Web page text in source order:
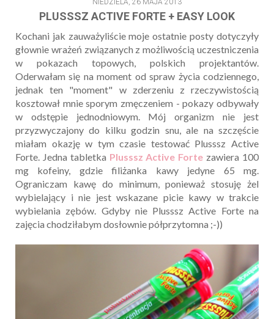
NIEDZIELA, 26 MAJA 2013
PLUSSSZ ACTIVE FORTE + EASY LOOK
Kochani jak zauważyliście moje ostatnie posty dotyczyły
głownie wrażeń związanych z możliwością uczestniczenia
w pokazach topowych, polskich projektantów.
Oderwałam się na moment od spraw życia codziennego,
jednak ten "moment" w zderzeniu z rzeczywistością
kosztował mnie sporym zmęczeniem - pokazy odbywały
w odstępie jednodniowym. Mój organizm nie jest
przyzwyczajony do kilku godzin snu, ale na szczęście
miałam okazję w tym czasie testować Plusssz Active
Forte. Jedna tabletka Plusssz Active Forte zawiera 100
mg kofeiny, gdzie filiżanka kawy jedyne 65 mg.
Ograniczam kawę do minimum, ponieważ stosuję żel
wybielający i nie jest wskazane picie kawy w trakcie
wybielania zębów. Gdyby nie Plusssz Active Forte na
zajęcia chodziłabym dosłownie półprzytomna ;-))